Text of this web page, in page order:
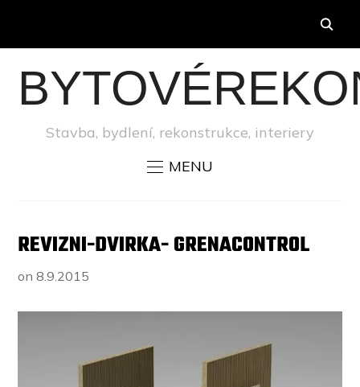
Stavba, bydlení, rekonstrukce, interiery
MENU
REVIZNI-DVIRKA- GRENACONTROL
on8.9.2015